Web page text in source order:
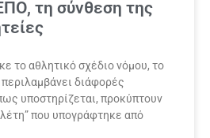
τη σύνθεση της
το αθλητικό σχέδιο νόμου, το
διάφορές
υποστηρίζεται, προκύπτουν
που υπογράφτηκε από